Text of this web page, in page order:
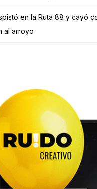
en la Ruta 88 y cayó
al arroyo